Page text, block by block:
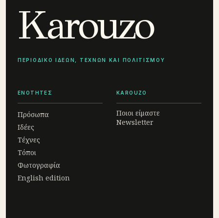
Karouzo
ΠΕΡΙΟΔΙΚΟ ΙΔΕΩΝ, ΤΕΧΝΩΝ ΚΑΙ ΠΟΛΙΤΙΣΜΟΥ
ΕΝΟΤΗΤΕΣ
Πρόσωπα
Ιδέες
Τέχνες
Τόποι
Φωτογραφία
English edition
KAROUZO
Ποιοι είμαστε
Newsletter